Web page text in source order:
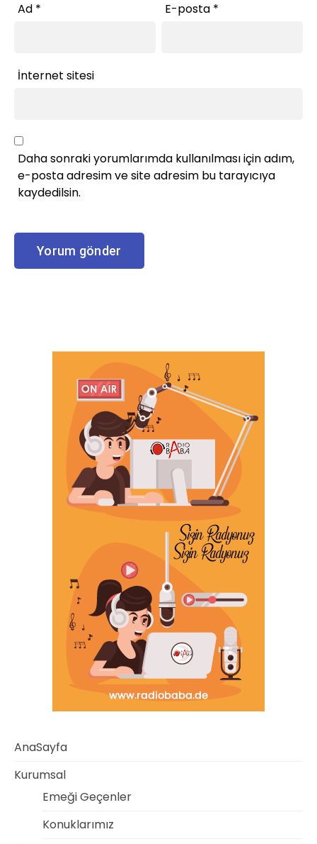
Ad * E-posta *
İnternet sitesi
Daha sonraki yorumlarımda kullanılması için adım,
e-posta adresim ve site adresim bu tarayıcıya
kaydedilsin.
AnaSayfa
Kurumsal
Emeği Geçenler
Konuklarımız